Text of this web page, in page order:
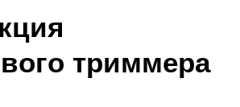
триммера